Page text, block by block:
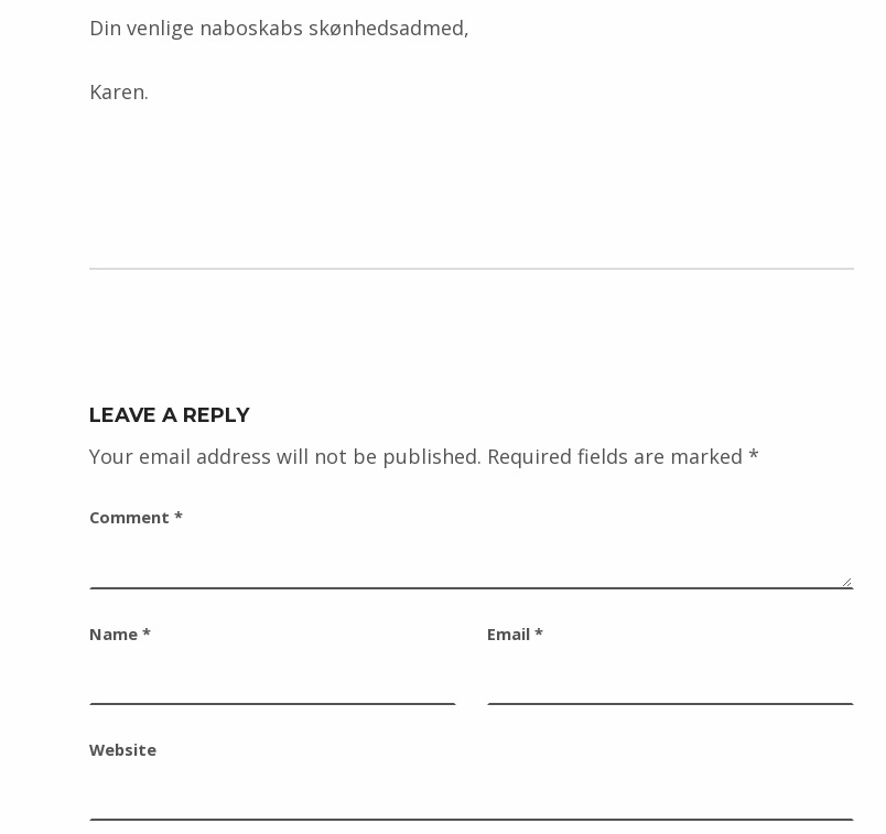
Din venlige naboskabs skønhedsadmed,
Karen.
LEAVE A REPLY
Your email address will not be published. Required fields are marked *
Comment *
Name * Email *
Website